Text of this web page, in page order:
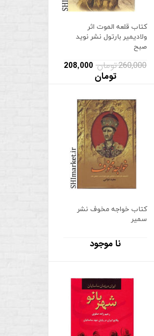
کتاب قلعه الموت اثر
ولادیمیر بارتول نشر نوید
صبح
260,000 تومان
208,000
تومان
کتاب خواجه مخوف نشر
سمیر
نا موجود